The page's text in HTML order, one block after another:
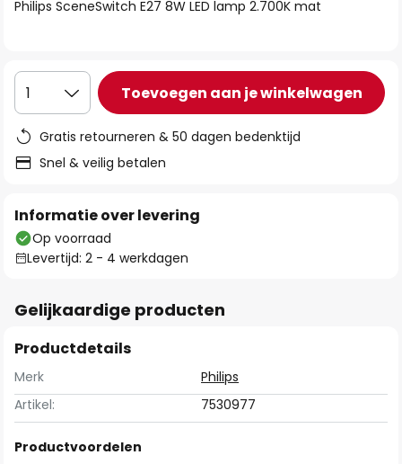
gallerij
Philips SceneSwitch E27 8W LED lamp 2.700K mat
1 Toevoegen aan je winkelwagen
Gratis retourneren & 50 dagen bedenktijd
Snel & veilig betalen
Informatie over levering
Op voorraad
Levertijd: 2 - 4 werkdagen
Gelijkaardige producten
Productdetails
Merk
Philips
Artikel:
7530977
Productvoordelen